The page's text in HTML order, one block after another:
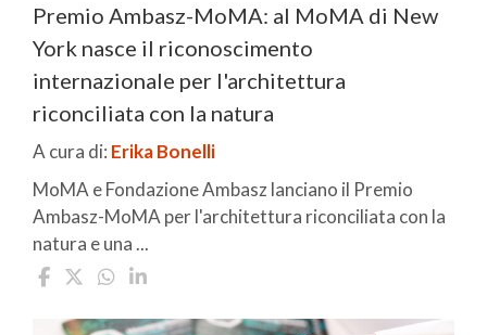
Premio Ambasz-MoMA: al MoMA di New
York nasce il riconoscimento
internazionale per l'architettura
riconciliata con la natura
A cura di: Erika Bonelli
MoMA e Fondazione Ambasz lanciano il Premio
Ambasz-MoMA per l'architettura riconciliata con la
natura e una ...